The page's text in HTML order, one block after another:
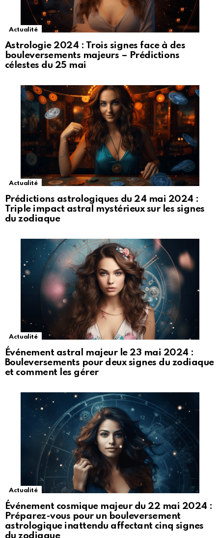
Actualité
Astrologie 2024 : Trois signes face à des
bouleversements majeurs – Prédictions
célestes du 25 mai
Actualité
Prédictions astrologiques du 24 mai 2024 :
Triple impact astral mystérieux sur les signes
du zodiaque
Actualité
Événement astral majeur le 23 mai 2024 :
Bouleversements pour deux signes du zodiaque
et comment les gérer
Actualité
Événement cosmique majeur du 22 mai 2024 :
Préparez-vous pour un bouleversement
astrologique inattendu affectant cinq signes
du zodiaque